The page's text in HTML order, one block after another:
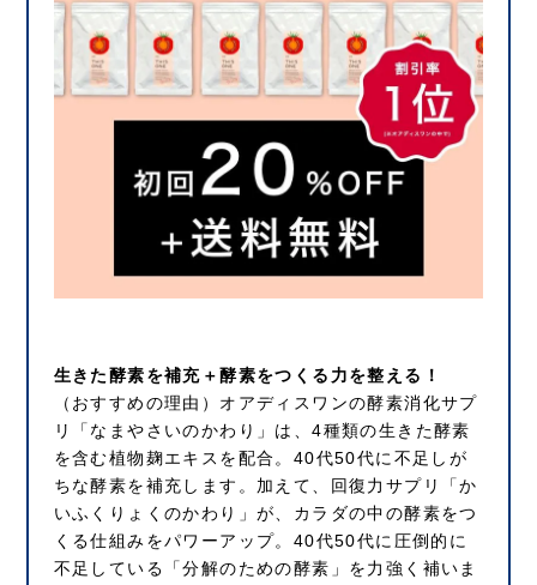
生きた酵素を補充＋酵素をつくる力を整える！
（おすすめの理由）オアディスワンの酵素消化サプ
リ「なまやさいのかわり」は、4種類の生きた酵素
を含む植物麹エキスを配合。40代50代に不足しが
ちな酵素を補充します。加えて、回復力サプリ「か
いふくりょくのかわり」が、カラダの中の酵素をつ
くる仕組みをパワーアップ。40代50代に圧倒的に
不足している「分解のための酵素」を力強く補いま